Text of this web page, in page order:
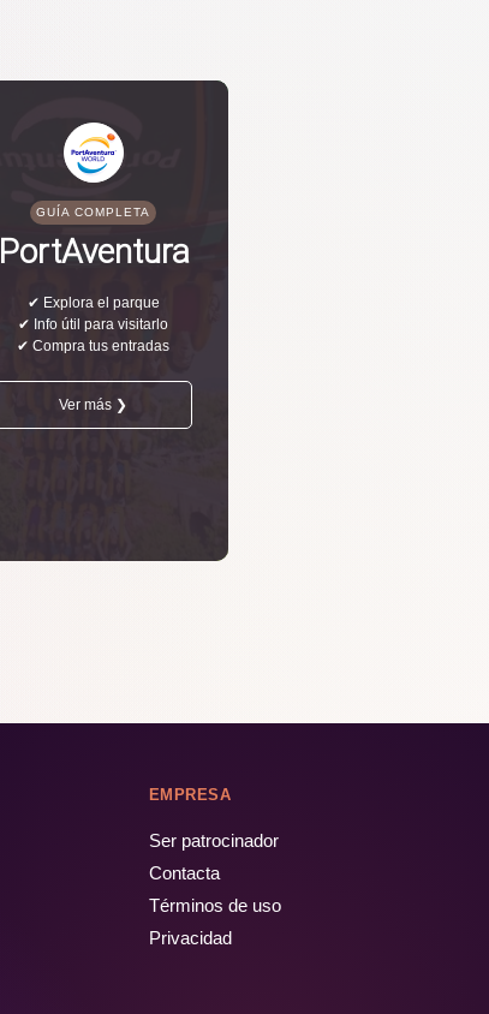
GUÍA COMPLETA
PortAventura
✔ Explora el parque
✔ Info útil para visitarlo
✔ Compra tus entradas
Ver más ❯
EMPRESA
Ser patrocinador
Contacta
Términos de uso
Privacidad